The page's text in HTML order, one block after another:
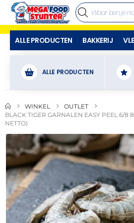
ALLE PRODUCTEN BAKKERIJ
ALLE PRODUCTEN
WINKEL
OUTLET
BLACK TIGER GARNALEN EASY PEEL 6/8
NETTO)